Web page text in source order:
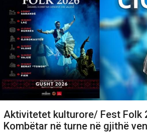
Aktivitetet kulturore/ Fest Folk
Kombëtar në turne në gjithë